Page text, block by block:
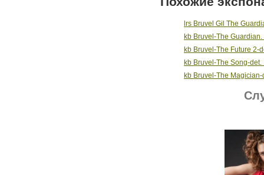
lrs Bruvel Gil The
kb Bruvel-The
kb Bruvel-The Future 2-
kb Bruvel-The Song-det.
kb Bruvel-The